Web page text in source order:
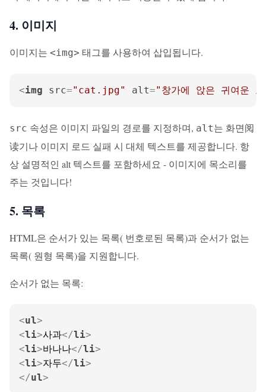
4. 이미지
이미지는 <img> 태그를 사용하여 삽입됩니다.
<img src="cat.jpg" alt="창가에 앉은 귀여운
src 속성은 이미지 파일의 경로를 지정하며, alt는 화면阅
读기나 이미지 로드 실패 시 대체 텍스트를 제공합니다. 항
상 설명적인 alt 텍스트를 포함하세요 - 이미지에 목소리를
주는 것입니다!
5. 목록
HTML은 순서가 있는 목록( 번호로된 목록)과 순서가 없는
목록( 원형 목록)을 지원합니다.
순서가 없는 목록:
<ul>
<li>사과</li>
<li>바나나</li>
<li>자두</li>
</ul>